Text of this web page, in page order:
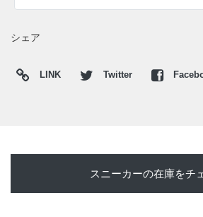
強さを与える一足となっている。
UPDATE
シェア
LINK Twitter
スニーカーの在庫をチ